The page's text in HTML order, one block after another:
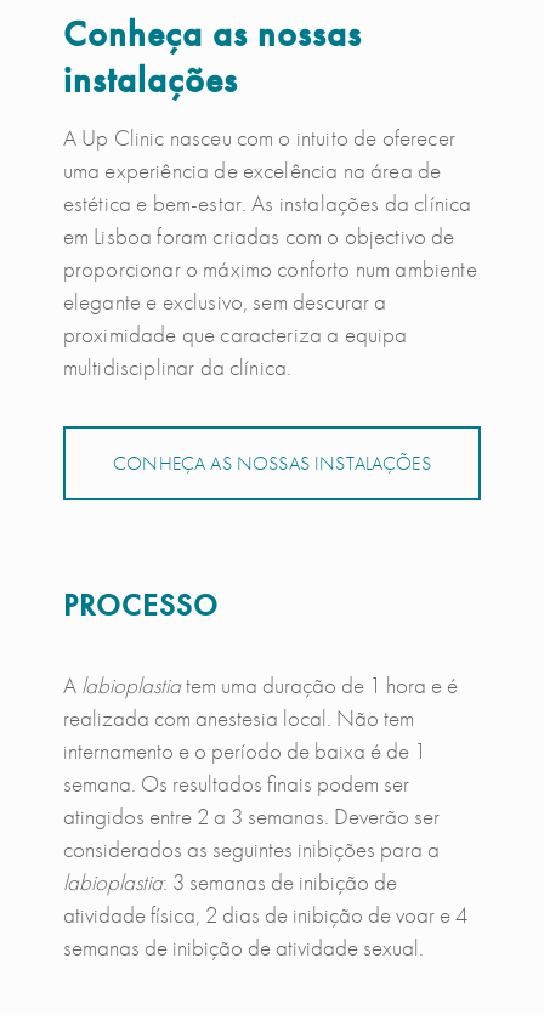
Conheça as nossas
instalações
A Up Clinic nasceu com o intuito de oferecer
uma experiência de excelência na área de
estética e bem-estar. As instalações da clínica
em Lisboa foram criadas com o objectivo de
proporcionar o máximo conforto num ambiente
elegante e exclusivo, sem descurar a
proximidade que caracteriza a equipa
multidisciplinar da clínica.
CONHEÇA AS NOSSAS INSTALAÇÕES
PROCESSO
A labioplastiatem uma duração de 1 hora e é
realizada com anestesia local. Não tem
internamento e o período de baixa é de 1
semana. Os resultados finais podem ser
atingidos entre 2 a 3 semanas. Deverão ser
considerados as seguintes inibições para a
labioplastia: 3 semanas de inibição de
atividade física, 2 dias de inibição de voar e 4
semanas de inibição de atividade sexual.